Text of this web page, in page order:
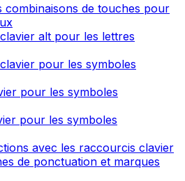
combinaisons de touches pour
alt pour les lettres
pour les symboles
pour les symboles
pour les symboles
avec les raccourcis clavier
de ponctuation et marques